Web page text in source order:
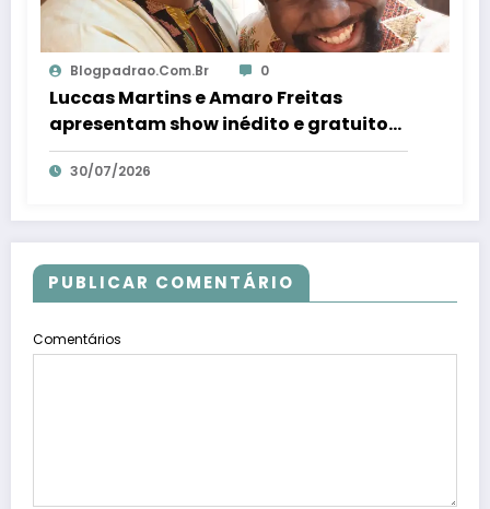
Blogpadrao.com.br 0
Luccas Martins e Amaro Freitas
apresentam show inédito e gratuito
em Conceição da Barra – Em Dia ES
30/07/2026
PUBLICAR COMENTÁRIO
Comentários